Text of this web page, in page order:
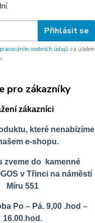
Přihlásit se
osobních údajů za účelem
pro zákazníky
zákazníci
které nenabízíme
e-shopu.
zveme do kamenné
v Třinci na náměstí
Míru 551
Po – Pá. 9,00 .hod –
16.00.hod.